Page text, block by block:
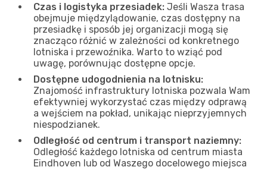
Czas i logistyka przesiadek: Jeśli Wasza trasa
obejmuje międzylądowanie, czas dostępny na
przesiadkę i sposób jej organizacji mogą się
znacząco różnić w zależności od konkretnego
lotniska i przewoźnika. Warto to wziąć pod
uwagę, porównując dostępne opcje.
Dostępne udogodnienia na lotnisku:
Znajomość infrastruktury lotniska pozwala Wam
efektywniej wykorzystać czas między odprawą
a wejściem na pokład, unikając nieprzyjemnych
niespodzianek.
Odległość od centrum i transport naziemny:
Odległość każdego lotniska od centrum miasta
Eindhoven lub od Waszego docelowego miejsca